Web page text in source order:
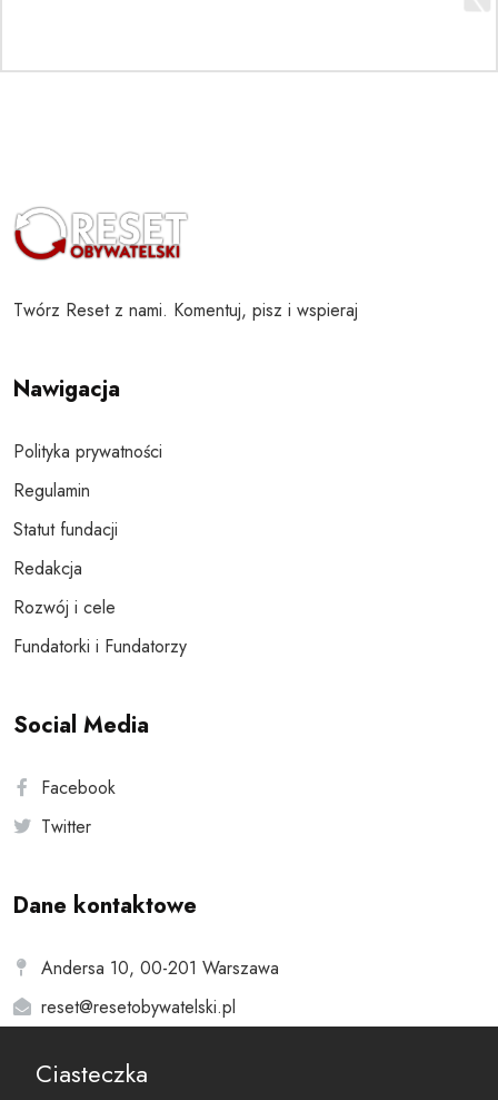
Twórz Reset z nami. Komentuj, pisz i wspieraj
Nawigacja
Polityka prywatności
Regulamin
Statut fundacji
Redakcja
Rozwój i cele
Fundatorki i Fundatorzy
Social Media
Facebook
Twitter
Dane kontaktowe
Andersa 10, 00-201 Warszawa
reset@resetobywatelski.pl
Ciasteczka